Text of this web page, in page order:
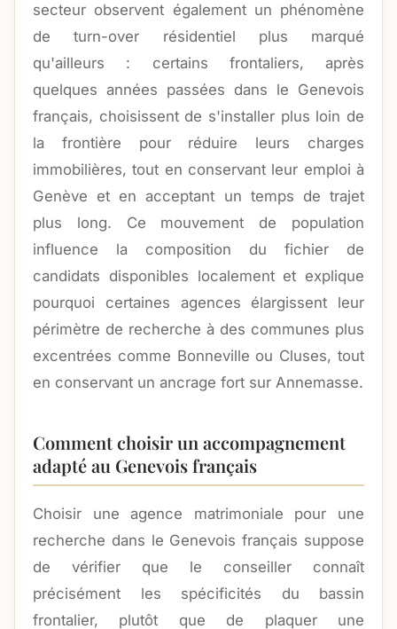
secteur observent également un phénomène
de turn-over résidentiel plus marqué
qu'ailleurs : certains frontaliers, après
quelques années passées dans le Genevois
français, choisissent de s'installer plus loin de
la frontière pour réduire leurs charges
immobilières, tout en conservant leur emploi à
Genève et en acceptant un temps de trajet
plus long. Ce mouvement de population
influence la composition du fichier de
candidats disponibles localement et explique
pourquoi certaines agences élargissent leur
périmètre de recherche à des communes plus
excentrées comme Bonneville ou Cluses, tout
en conservant un ancrage fort sur Annemasse.
Comment choisir un accompagnement
adapté au Genevois français
Choisir une agence matrimoniale pour une
recherche dans le Genevois français suppose
de vérifier que le conseiller connaît
précisément les spécificités du bassin
frontalier, plutôt que de plaquer une